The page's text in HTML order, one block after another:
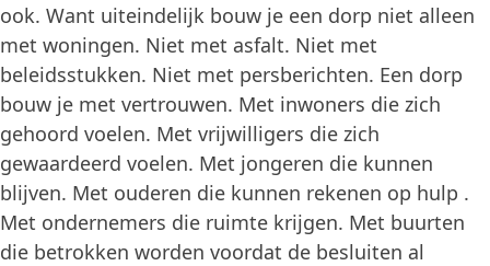
ook. Want uiteindelijk bouw je een dorp niet alleen
met woningen. Niet met asfalt. Niet met
beleidsstukken. Niet met persberichten. Een dorp
bouw je met vertrouwen. Met inwoners die zich
gehoord voelen. Met vrijwilligers die zich
gewaardeerd voelen. Met jongeren die kunnen
blijven. Met ouderen die kunnen rekenen op hulp .
Met ondernemers die ruimte krijgen. Met buurten
die betrokken worden voordat de besluiten al